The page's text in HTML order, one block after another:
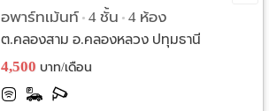
อพาร์ทเม้นท์ • 4 ชั้น • 4 ห้อง
ต.คลองสาม อ.คลองหลวง ปทุมธานี
4,500 บาท/เดือน